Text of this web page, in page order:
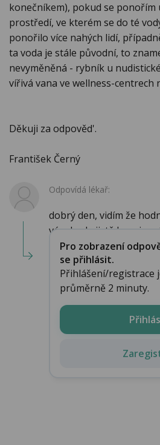
konečníkem), pokud se ponořím
prostředí, ve kterém se do té
ponořilo více nahých lidí,
ta voda je stále původní, to
nevyměněná - rybník u
vířivá vana ve wellness-centrech
Děkuji za odpověd'.
František Černý
Odpovídá lékař:
dobrý den, vidím že
vám bude jistě brzy
Pro zobrazení
se přihlásit.
Přihlášení/registrace
průměrně 2 minuty.